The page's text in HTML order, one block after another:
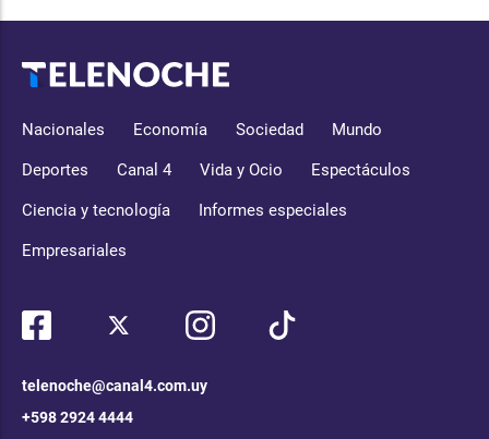
Nacionales Economía Sociedad Mundo
Deportes Canal 4 Vida y Ocio Espectáculos
Ciencia y tecnología Informes especiales
Empresariales
telenoche@canal4.com.uy
+598 2924 4444